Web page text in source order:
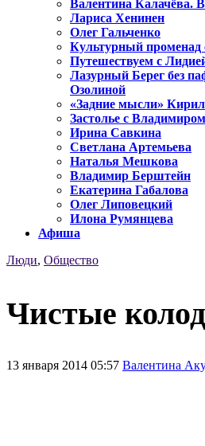
Валентина Калачёва.
Лариса Хенинен
Олег Гальченко
Культурный променад
Путешествуем с
Лазурный Берег без
Озолиной
«Задние мысли»
Застолье с
Ирина Савкина
Светлана Артемьева
Наталья Мешкова
Владимир Берштейн
Екатерина Габалова
Олег Липовецкий
Илона Румянцева
Афиша
Люди, Общество
Чистые
13 января 2014 05:57 Валентина